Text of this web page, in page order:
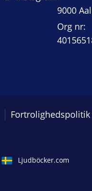
9000
Org nr:
Fortrolighedspolitik
Ljudböcker.com